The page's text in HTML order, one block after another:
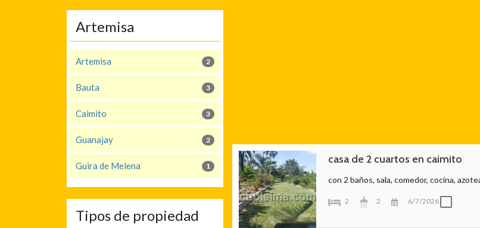
Artemisa
2
Artemisa
3
Bauta
3
Caimito
2
Guanajay
1
Guira de Melena
Tipos de propiedad
casa de 2 cuartos en caimito
con 2 baños, sala, comedor, cocina,
2 2 6/7/2026